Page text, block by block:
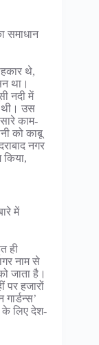
समाधान
थे,
था।
नदी में
थी। उस
काम-
को काबू
नगर
किया,
में
ही
नाम से
जाता है।
पर हजारों
लिए देश-